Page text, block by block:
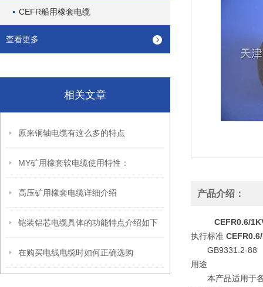
CEFR船用橡套电缆
查看更多
相关文章
原来铜轴电缆有这么多的特点
MY矿用橡套软电缆使用特性：
高压矿用橡套电缆详细介绍
铠装铝芯电缆具体的功能特点介绍如下
在购买电线电缆时如何正确选购
产品介绍：
CEFR0.6/
执行标准
GB9331.2-88
用途
本产品适用于各